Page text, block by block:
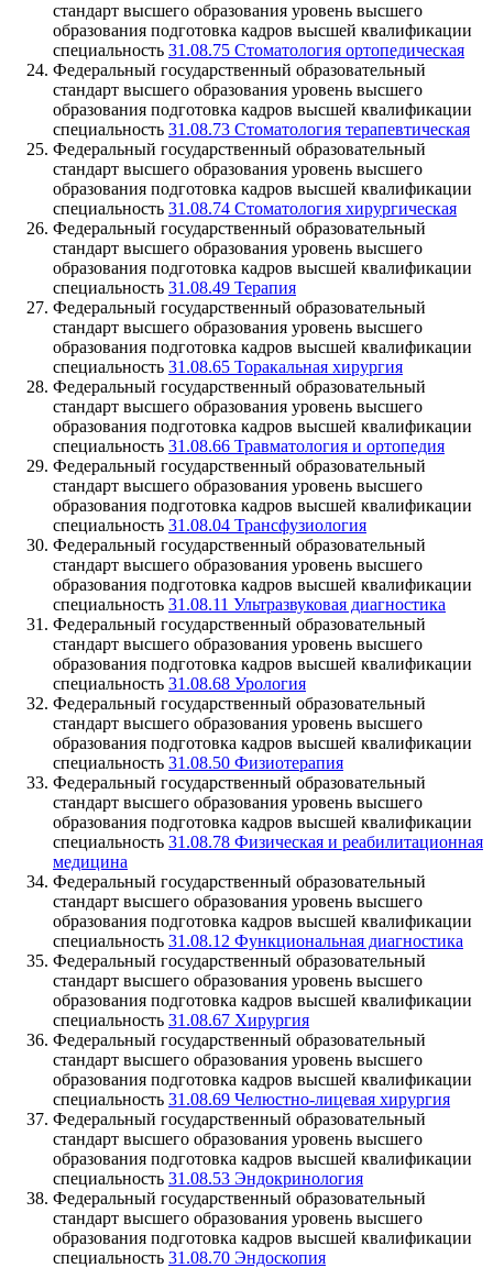
стандарт высшего образования уровень высшего
образования подготовка кадров высшей квалификации
специальность 31.08.75 Стоматология ортопедическая
Федеральный государственный образовательный
стандарт высшего образования уровень высшего
образования подготовка кадров высшей квалификации
специальность 31.08.73 Стоматология терапевтическая
Федеральный государственный образовательный
стандарт высшего образования уровень высшего
образования подготовка кадров высшей квалификации
специальность 31.08.74 Стоматология хирургическая
Федеральный государственный образовательный
стандарт высшего образования уровень высшего
образования подготовка кадров высшей квалификации
специальность 31.08.49 Терапия
Федеральный государственный образовательный
стандарт высшего образования уровень высшего
образования подготовка кадров высшей квалификации
специальность 31.08.65 Торакальная хирургия
Федеральный государственный образовательный
стандарт высшего образования уровень высшего
образования подготовка кадров высшей квалификации
специальность 31.08.66 Травматология и ортопедия
Федеральный государственный образовательный
стандарт высшего образования уровень высшего
образования подготовка кадров высшей квалификации
специальность 31.08.04 Трансфузиология
Федеральный государственный образовательный
стандарт высшего образования уровень высшего
образования подготовка кадров высшей квалификации
специальность 31.08.11 Ультразвуковая диагностика
Федеральный государственный образовательный
стандарт высшего образования уровень высшего
образования подготовка кадров высшей квалификации
специальность 31.08.68 Урология
Федеральный государственный образовательный
стандарт высшего образования уровень высшего
образования подготовка кадров высшей квалификации
специальность 31.08.50 Физиотерапия
Федеральный государственный образовательный
стандарт высшего образования уровень высшего
образования подготовка кадров высшей квалификации
специальность 31.08.78 Физическая и реабилитационная
медицина
Федеральный государственный образовательный
стандарт высшего образования уровень высшего
образования подготовка кадров высшей квалификации
специальность 31.08.12 Функциональная диагностика
Федеральный государственный образовательный
стандарт высшего образования уровень высшего
образования подготовка кадров высшей квалификации
специальность 31.08.67 Хирургия
Федеральный государственный образовательный
стандарт высшего образования уровень высшего
образования подготовка кадров высшей квалификации
специальность 31.08.69 Челюстно-лицевая хирургия
Федеральный государственный образовательный
стандарт высшего образования уровень высшего
образования подготовка кадров высшей квалификации
специальность 31.08.53 Эндокринология
Федеральный государственный образовательный
стандарт высшего образования уровень высшего
образования подготовка кадров высшей квалификации
специальность 31.08.70 Эндоскопия